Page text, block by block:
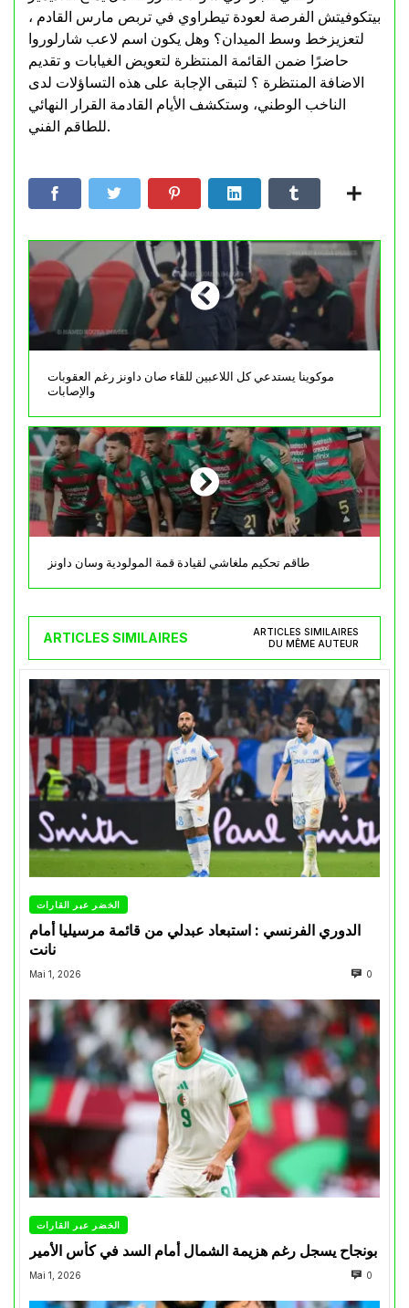
بيتكوفيتش الفرصة لعودة تيطراوي في تربص مارس القادم ،
لتعزيزخط وسط الميدان؟ وهل يكون اسم لاعب شارلوروا
حاضرًا ضمن القائمة المنتظرة لتعويض الغيابات و تقديم
الاضافة المنتظرة ؟ لتبقى الإجابة على هذه التساؤلات لدى
الناخب الوطني، وستكشف الأيام القادمة القرار النهائي
للطاقم الفني.
موكوينا يستدعي كل اللاعبين للقاء صان داونز رغم العقوبات
والإصابات
طاقم تحكيم ملغاشي لقيادة قمة المولودية وسان داونز
ARTICLES SIMILAIRES
ARTICLES SIMILAIRES
DU MÊME AUTEUR
الخضر عبر القارات
الدوري الفرنسي : استبعاد عبدلي من قائمة مرسيليا أمام
نانت
Mai 1, 2026 0
الخضر عبر القارات
بونجاح يسجل رغم هزيمة الشمال أمام السد في كأس الأمير
Mai 1, 2026 0